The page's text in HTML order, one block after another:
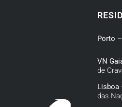
Porto
VN
de
Lisboa
das